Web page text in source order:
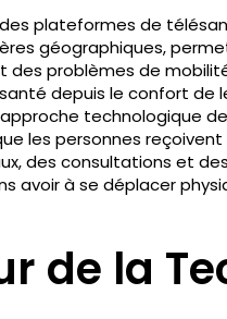
des plateformes de
géographiques,
des problèmes de
depuis le confort de
technologique
les personnes reçoivent
des consultations et
avoir à se déplacer
de la